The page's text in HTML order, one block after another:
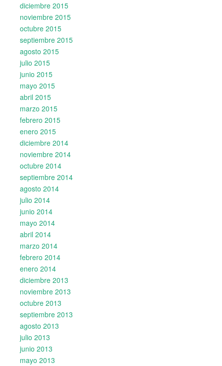
diciembre 2015
noviembre 2015
octubre 2015
septiembre 2015
agosto 2015
julio 2015
junio 2015
mayo 2015
abril 2015
marzo 2015
febrero 2015
enero 2015
diciembre 2014
noviembre 2014
octubre 2014
septiembre 2014
agosto 2014
julio 2014
junio 2014
mayo 2014
abril 2014
marzo 2014
febrero 2014
enero 2014
diciembre 2013
noviembre 2013
octubre 2013
septiembre 2013
agosto 2013
julio 2013
junio 2013
mayo 2013